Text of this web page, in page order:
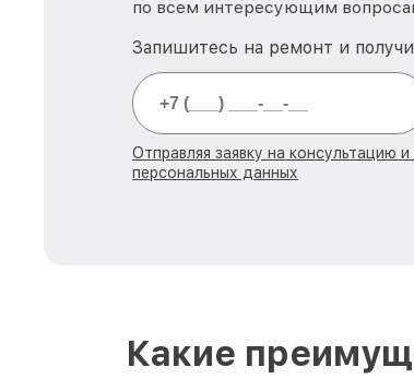
по всем интересующим
Запишитесь на ремонт и
Отправляя заявку на консультацию
персональных данных
Какие